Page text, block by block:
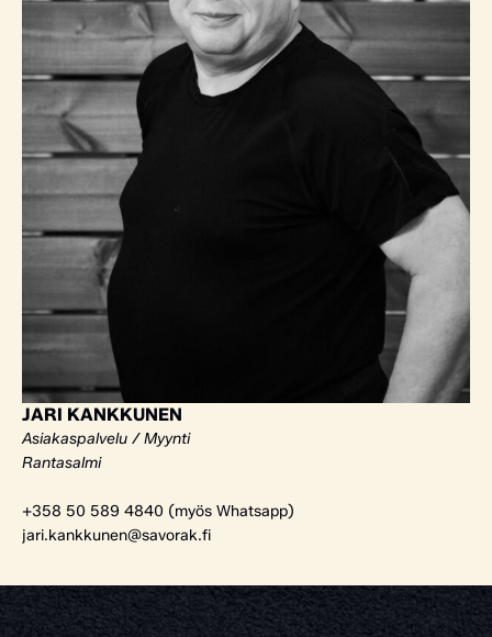
JARI KANKKUNEN
Asiakaspalvelu / Myynti
Rantasalmi
+358 50 589 4840 (myös Whatsapp)
jari.kankkunen@savorak.fi